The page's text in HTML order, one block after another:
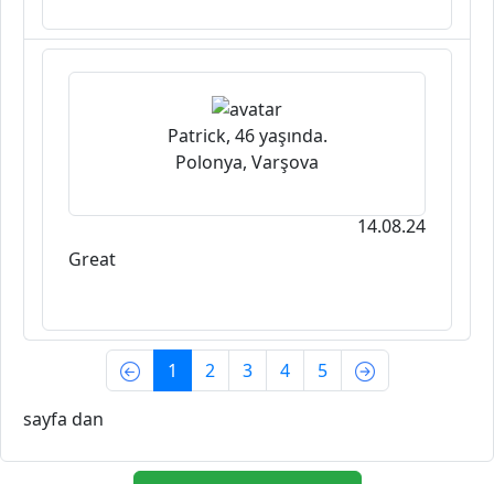
Patrick, 46 yaşında.
Polonya, Varşova
14.08.24
Great
1 (current)
2 3 4
5
sayfa dan